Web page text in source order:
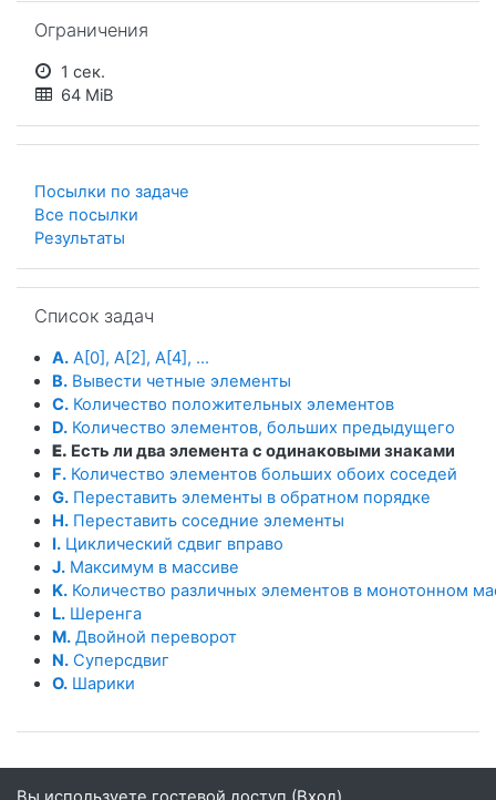
Ограничения
1 сек.
64 MiB
Посылки по задаче
Все посылки
Результаты
Список задач
A. A[0], A[2], A[4], ...
B. Вывести четные элементы
C. Количество положительных элементов
D. Количество элементов, больших предыдущего
E. Есть ли два элемента с одинаковыми знаками
F. Количество элементов больших обоих соседей
G. Переставить элементы в обратном порядке
H. Переставить соседние элементы
I. Циклический сдвиг вправо
J. Максимум в массиве
K. Количество различных элементов в монотонном
L. Шеренга
M. Двойной переворот
N. Суперсдвиг
O. Шарики